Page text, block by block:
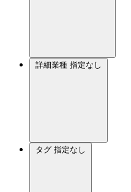
詳細業種 指定なし
タグ 指定なし